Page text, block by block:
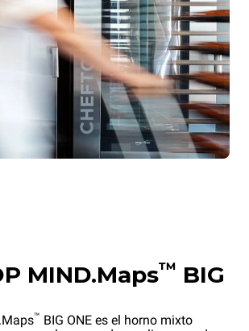
MIND.Maps™ BIG
™ BIG ONE es el horno mixto